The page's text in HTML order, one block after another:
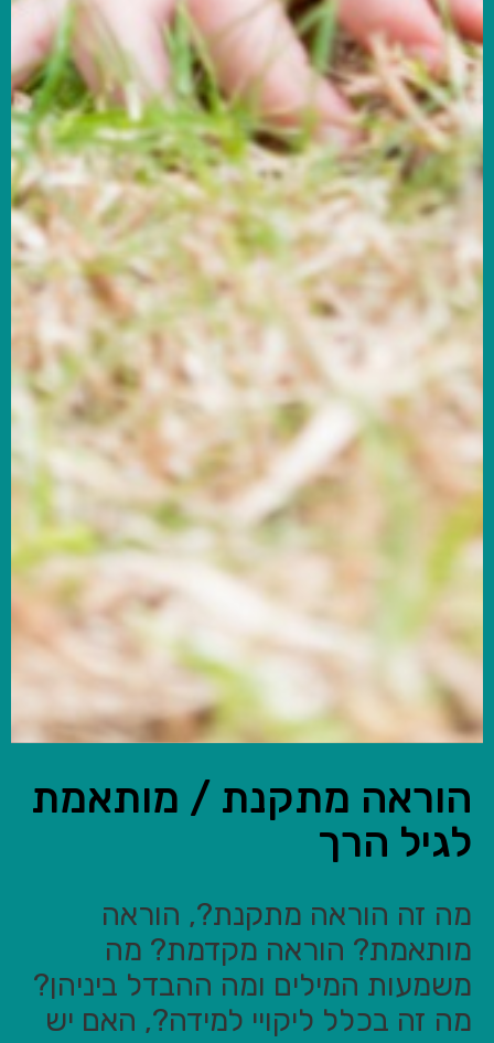
הוראה מתקנת / מותאמת
לגיל הרך
מה זה הוראה מתקנת?, הוראה
מותאמת? הוראה מקדמת? מה
משמעות המילים ומה ההבדל ביניהן?
מה זה בכלל ליקויי למידה?, האם יש